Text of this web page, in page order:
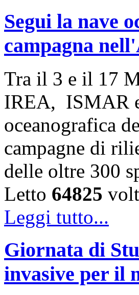
Segui la nave
campagna
Tra il 3 e il 17
IREA, ISMAR
oceanografica
campagne di
delle oltre 300
Letto 64825
Leggi tutto...
Giornata di
invasive per il